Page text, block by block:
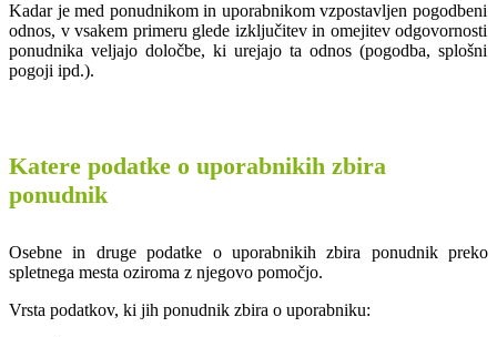
Kadar je med ponudnikom in uporabnikom vzpostavljen pogodbeni
odnos, v vsakem primeru glede izključitev in omejitev odgovornosti
ponudnika veljajo določbe, ki urejajo ta odnos (pogodba, splošni
pogoji ipd.).
Katere podatke o uporabnikih zbira
ponudnik
Osebne in druge podatke o uporabnikih zbira ponudnik preko
spletnega mesta oziroma z njegovo pomočjo.
Vrsta podatkov, ki jih ponudnik zbira o uporabniku: